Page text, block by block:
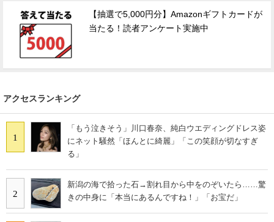
【抽選で5,000円分】Amazonギフトカードが
当たる！読者アンケート実施中
アクセスランキング
1
「もう泣きそう」川口春奈、純白ウエディングドレス姿
にネット騒然「ほんとに綺麗」「この笑顔が切なすぎ
る」
2
新潟の海で拾った石→割れ目から中をのぞいたら……驚
きの中身に「本当にあるんですね！」「お宝だ」